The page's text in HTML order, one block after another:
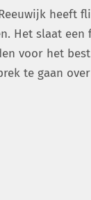
heeft
Het slaat een
voor het
te gaan